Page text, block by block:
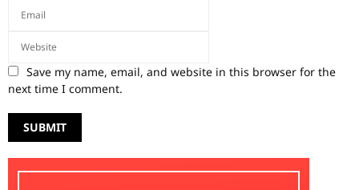
Save my name, email, and website in this browser for the
next time I comment.